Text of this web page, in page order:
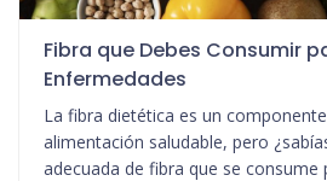
Fibra que Debes Consumir
Enfermedades
La fibra dietética es un
alimentación saludable, pero
adecuada de fibra que se consume